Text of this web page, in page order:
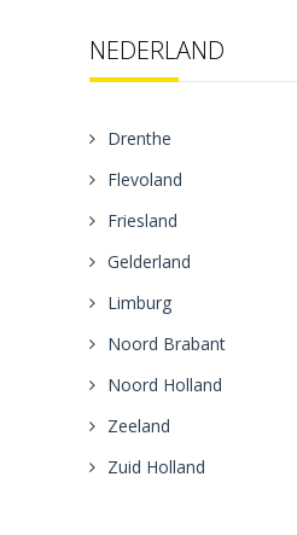
NEDERLAND
Drenthe
Flevoland
Friesland
Gelderland
Limburg
Noord Brabant
Noord Holland
Zeeland
Zuid Holland